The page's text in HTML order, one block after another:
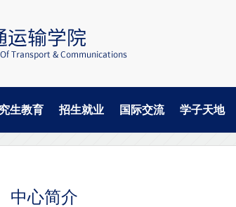
生教育 招生就业 国际交流 学子天地
中心简介